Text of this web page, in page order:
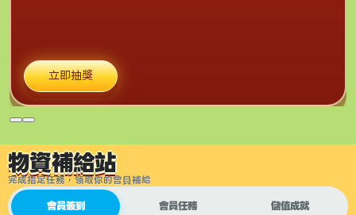
立即抽獎
物資補給站
完成指定任務，領取你的會員補給
會員簽到 會員任務 儲值成就